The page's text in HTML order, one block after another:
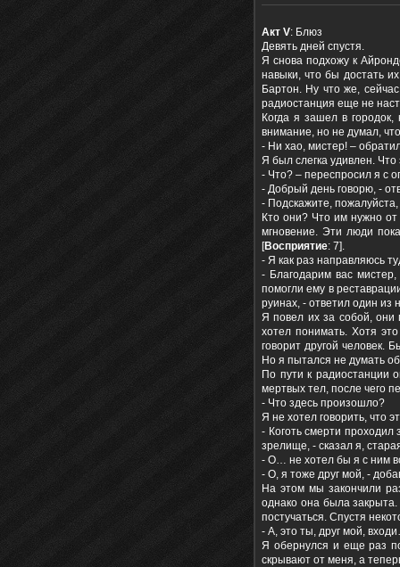
Акт V: Блюз
Девять дней спустя.
Я снова подхожу к
навыки, что бы достать
Бартон. Ну что же,
радиостанция еще не
Когда я зашел в
внимание, но не думал,
- Ни хао, мистер! –
Я был слегка удивлен.
- Что? – переспросил я с
- Добрый день говорю, -
- Подскажите, пожалуйста,
Кто они? Что им нужно
мгновение. Эти люди
[Восприятие: 7].
- Я как раз направляюсь
- Благодарим вас
помогли ему в
руинах, - ответил один из
Я повел их за собой, они
хотел понимать. Хотя
говорит другой человек.
Но я пытался не думать
По пути к радиостанции
мертвых тел, после чего
- Что здесь произошло?
Я не хотел говорить, что
- Коготь смерти
зрелище, - сказал я,
- О… не хотел бы я с ним
- О, я тоже друг мой, -
На этом мы закончили
однако она была
постучаться. Спустя
- А, это ты, друг мой,
Я обернулся и еще раз
скрывают от меня, а